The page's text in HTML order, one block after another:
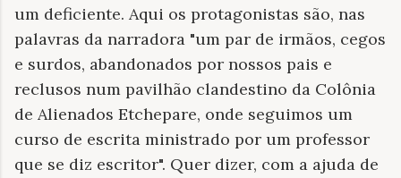
um deficiente. Aqui os protagonistas são, nas
palavras da narradora "um par de irmãos, cegos
e surdos, abandonados por nossos pais e
reclusos num pavilhão clandestino da Colônia
de Alienados Etchepare, onde seguimos um
curso de escrita ministrado por um professor
que se diz escritor". Quer dizer, com a ajuda de